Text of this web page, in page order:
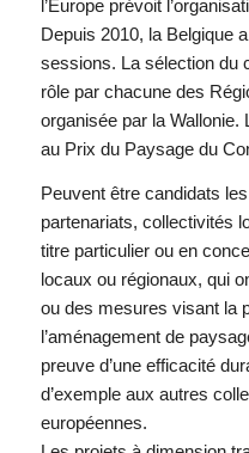
l’Europe prévoit
Depuis 2010, la Belgique
sessions. La sélection du
rôle par chacune des
organisée par la Wallonie.
au Prix du Paysage du
Peuvent être candidats
partenariats, collectivités
titre particulier ou en
locaux ou régionaux, qui
ou des mesures visant la
l’aménagement de
preuve d’une efficacité
d’exemple aux autres
européennes.